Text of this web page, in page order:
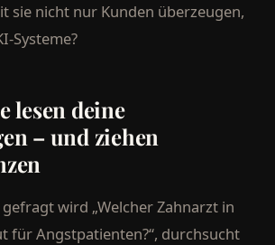
sie nicht nur Kunden überzeugen,
Systeme?
lesen deine
– und ziehen
gefragt wird „Welcher Zahnarzt in
für Angstpatienten?“, durchsucht